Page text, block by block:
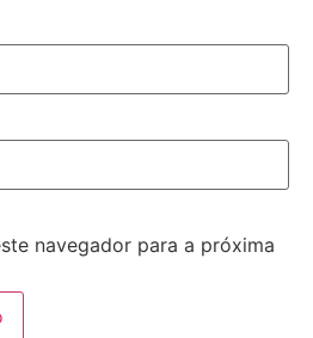
navegador para a próxima